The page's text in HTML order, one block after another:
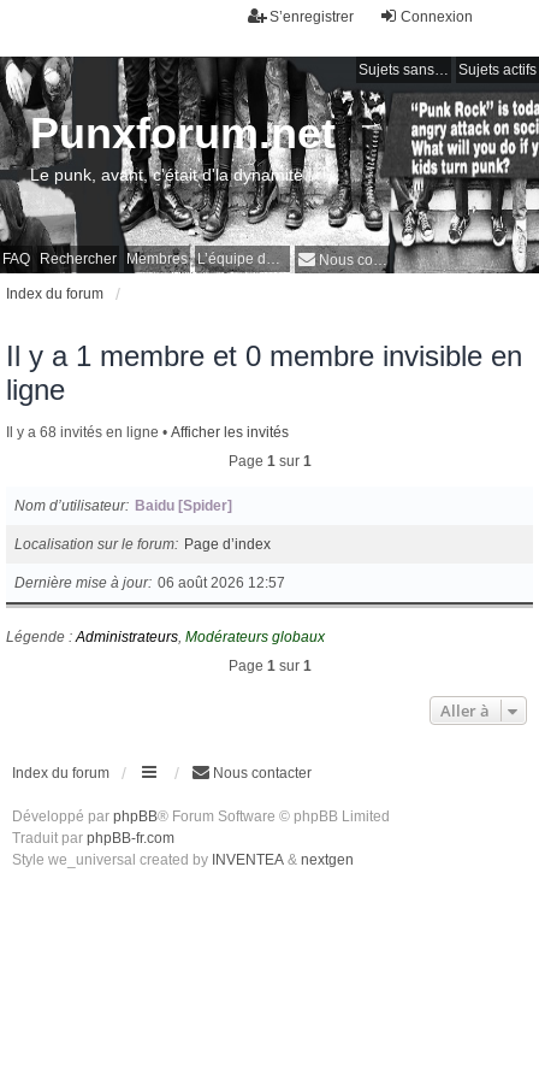
Connexion
S’enregistrer
Sujets sans réponse Sujets actifs
FAQ Rechercher Membres L’équipe du forum Nous contacter
Punxforum.net
Le punk, avant, c'était d'la dynamite !
Index du forum
Il y a 1 membre et 0 membre invisible en
ligne
Il y a 68 invités en ligne • Afficher les invités
Page 1sur 1
Nom d’utilisateur Baidu [Spider]
Localisation sur le forum Page d’index
Dernière mise à jour 06 août 2026 12:57
Légende :Administrateurs, Modérateurs globaux
Page 1sur 1
Aller à
Index du forum Nous contacter
Développé par phpBB® Forum Software © phpBB Limited
Traduit par phpBB-fr.com
Style we_universal created by INVENTEA & nextgen